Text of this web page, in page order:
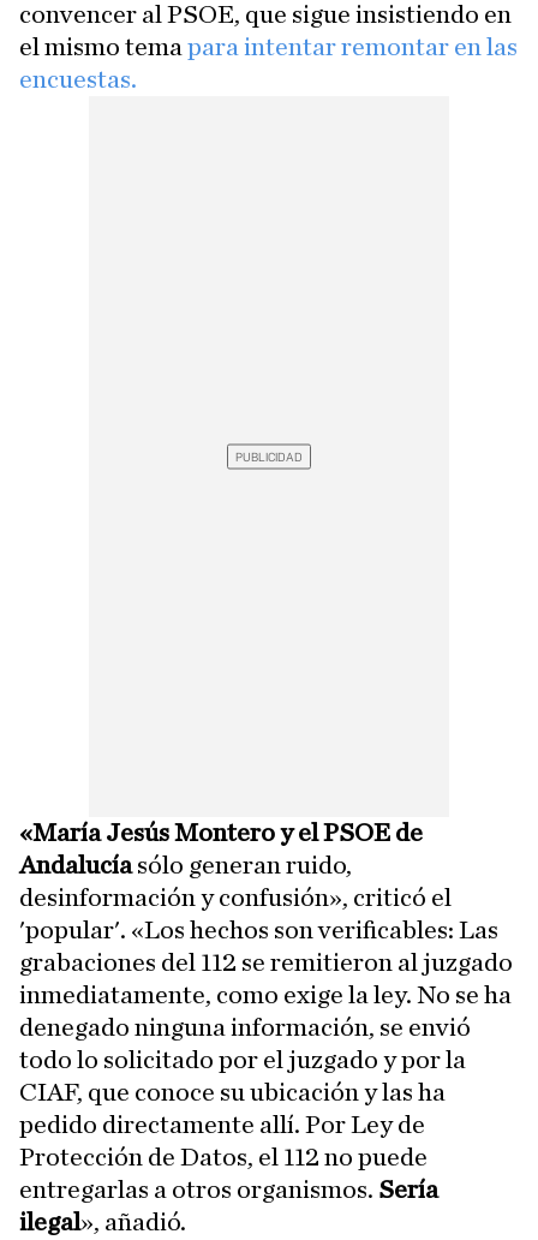
convencer al PSOE, que sigue insistiendo en
el mismo tema para intentar remontar en las
encuestas.
«María Jesús Montero y el PSOE de
Andalucíasólo generan ruido,
desinformación y confusión», criticó el
'popular'. «Los hechos son verificables: Las
grabaciones del 112 se remitieron al juzgado
inmediatamente, como exige la ley. No se ha
denegado ninguna información, se envió
todo lo solicitado por el juzgado y por la
CIAF, que conoce su ubicación y las ha
pedido directamente allí. Por Ley de
Protección de Datos, el 112 no puede
entregarlas a otros organismos. Sería
ilegal», añadió.